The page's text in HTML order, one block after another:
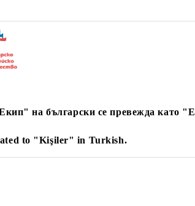
на български се превежда като
to "Kişiler" in Turkish.